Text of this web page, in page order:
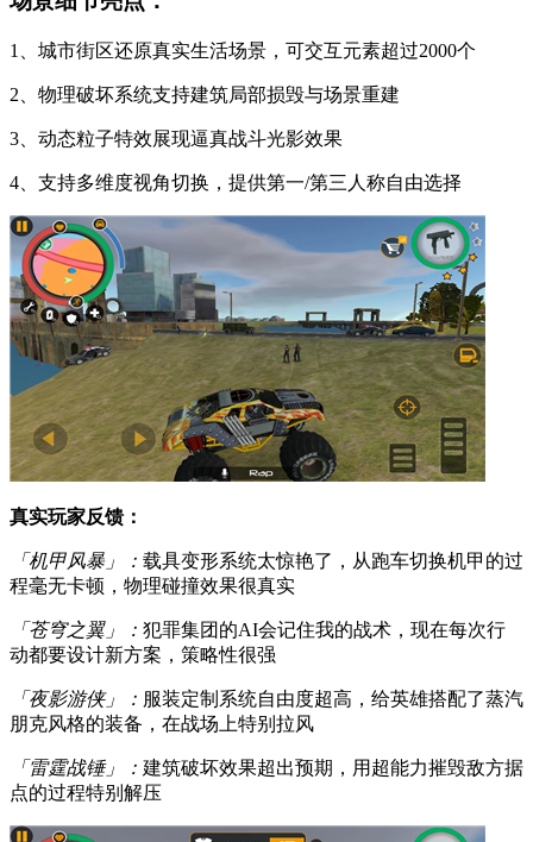
1、城市街区还原真实生活场景，可交互元素超过2000个
2、物理破坏系统支持建筑局部损毁与场景重建
3、动态粒子特效展现逼真战斗光影效果
4、支持多维度视角切换，提供第一/第三人称自由选择
真实玩家反馈：
「机甲风暴」： 载具变形系统太惊艳了，从跑车切换机甲的过
程毫无卡顿，物理碰撞效果很真实
「苍穹之翼」： 犯罪集团的AI会记住我的战术，现在每次行
动都要设计新方案，策略性很强
「夜影游侠」： 服装定制系统自由度超高，给英雄搭配了蒸汽
朋克风格的装备，在战场上特别拉风
「雷霆战锤」： 建筑破坏效果超出预期，用超能力摧毁敌方据
点的过程特别解压